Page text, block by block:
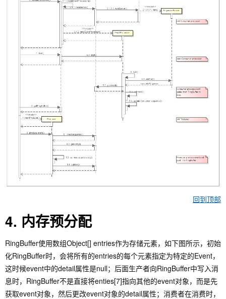
回到顶部
4. 内存预分配
RingBuffer使用数组Object[] entries作为存储元素，如下图所示，初始
化RingBuffer时，会将所有的entries的每个元素指定为特定的Event，
这时候event中的detail属性是null；后面生产者向RingBuffer中写入消
息时，RingBuffer不是直接将enties[7]指向其他的event对象，而是先
获取event对象，然后更改event对象的detail属性；消费者在消费时，